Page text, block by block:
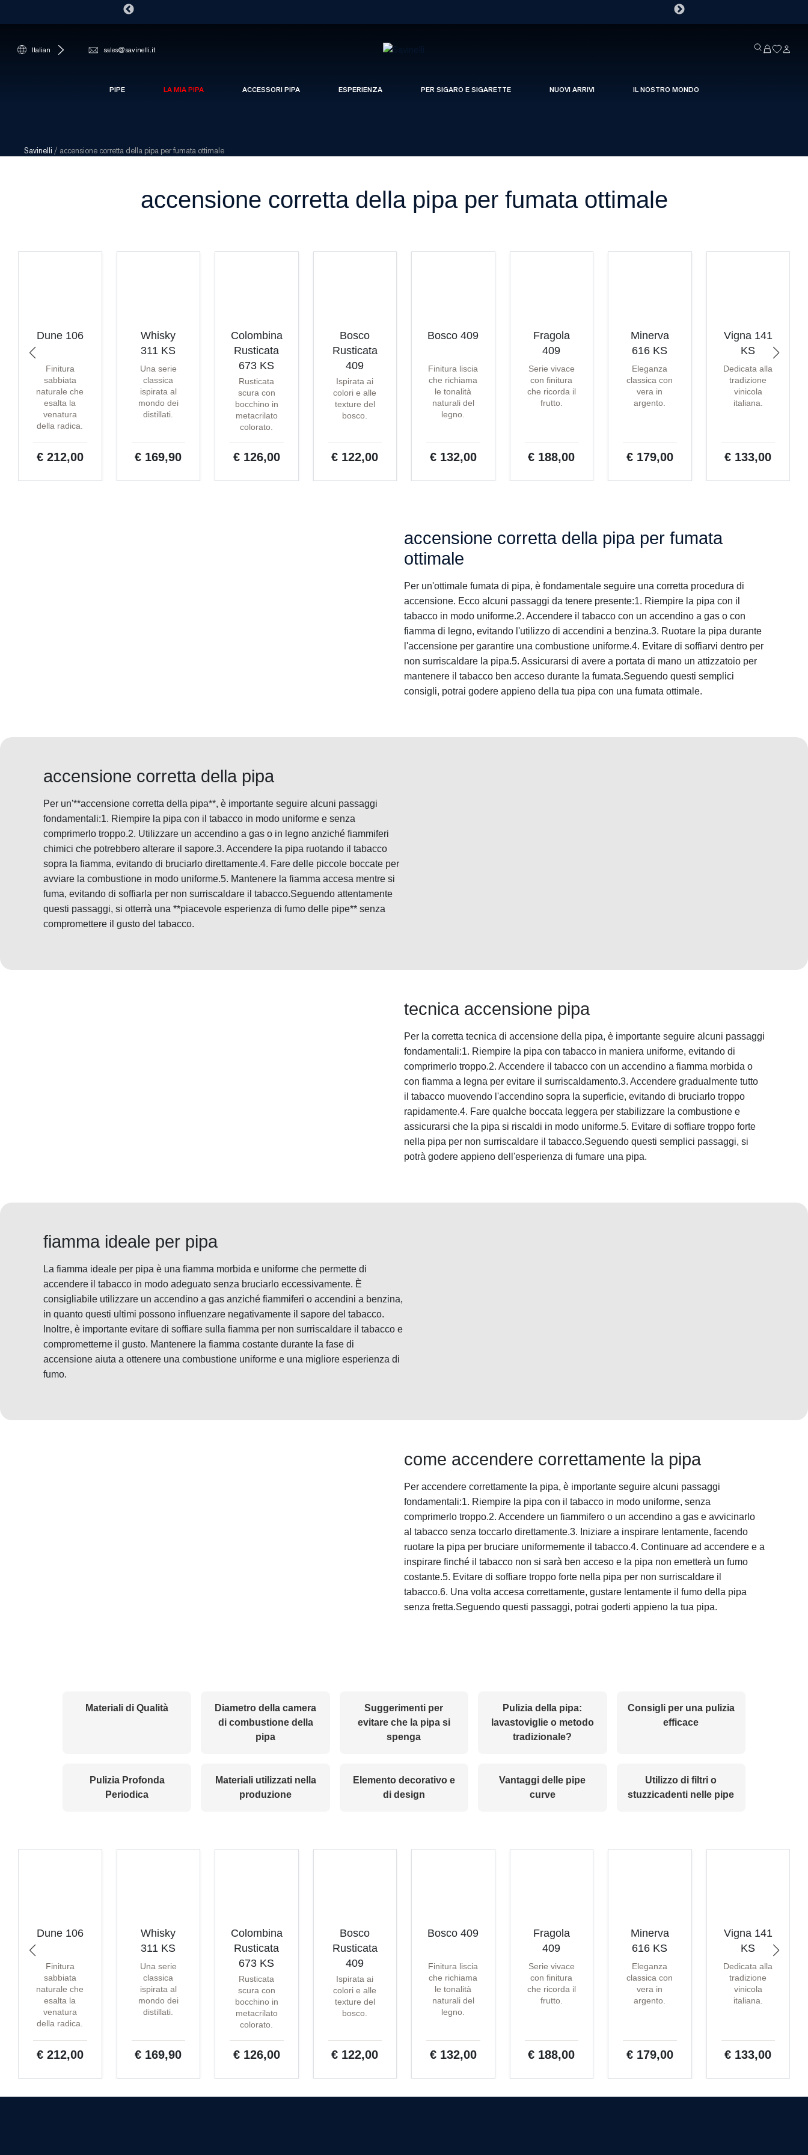
Italian sales@savinelli.it
PIPE LA MIA PIPA ACCESSORI PIPA ESPERIENZA PER SIGARO E SIGARETTE NUOVI ARRIVI IL NOSTRO MONDO
Savinelli / accensione corretta della pipa per fumata ottimale
accensione corretta della pipa per fumata ottimale
Dune 106
Finitura
sabbiata
naturale che
esalta la
venatura
della radica.
€ 212,00
Whisky
311 KS
Una serie
classica
ispirata al
mondo dei
distillati.
€ 169,90
Colombina
Rusticata
673 KS
Rusticata
scura con
bocchino in
metacrilato
colorato.
€ 126,00
Bosco
Rusticata
409
Ispirata ai
colori e alle
texture del
bosco.
€ 122,00
Bosco 409
Finitura liscia
che richiama
le tonalità
naturali del
legno.
€ 132,00
Fragola
409
Serie vivace
con finitura
che ricorda il
frutto.
€ 188,00
Minerva
616 KS
Eleganza
classica con
vera in
argento.
€ 179,00
Vigna 141
KS
Dedicata alla
tradizione
vinicola
italiana.
€ 133,00
accensione corretta della pipa per fumata
ottimale
Per un'ottimale fumata di pipa, è fondamentale seguire una corretta procedura di
accensione. Ecco alcuni passaggi da tenere presente:1. Riempire la pipa con il
tabacco in modo uniforme.2. Accendere il tabacco con un accendino a gas o con
fiamma di legno, evitando l'utilizzo di accendini a benzina.3. Ruotare la pipa durante
l'accensione per garantire una combustione uniforme.4. Evitare di soffiarvi dentro per
non surriscaldare la pipa.5. Assicurarsi di avere a portata di mano un attizzatoio per
mantenere il tabacco ben acceso durante la fumata.Seguendo questi semplici
consigli, potrai godere appieno della tua pipa con una fumata ottimale.
accensione corretta della pipa
Per un'**accensione corretta della pipa**, è importante seguire alcuni passaggi
fondamentali:1. Riempire la pipa con il tabacco in modo uniforme e senza
comprimerlo troppo.2. Utilizzare un accendino a gas o in legno anziché fiammiferi
chimici che potrebbero alterare il sapore.3. Accendere la pipa ruotando il tabacco
sopra la fiamma, evitando di bruciarlo direttamente.4. Fare delle piccole boccate per
avviare la combustione in modo uniforme.5. Mantenere la fiamma accesa mentre si
fuma, evitando di soffiarla per non surriscaldare il tabacco.Seguendo attentamente
questi passaggi, si otterrà una **piacevole esperienza di fumo delle pipe** senza
compromettere il gusto del tabacco.
tecnica accensione pipa
Per la corretta tecnica di accensione della pipa, è importante seguire alcuni passaggi
fondamentali:1. Riempire la pipa con tabacco in maniera uniforme, evitando di
comprimerlo troppo.2. Accendere il tabacco con un accendino a fiamma morbida o
con fiamma a legna per evitare il surriscaldamento.3. Accendere gradualmente tutto
il tabacco muovendo l'accendino sopra la superficie, evitando di bruciarlo troppo
rapidamente.4. Fare qualche boccata leggera per stabilizzare la combustione e
assicurarsi che la pipa si riscaldi in modo uniforme.5. Evitare di soffiare troppo forte
nella pipa per non surriscaldare il tabacco.Seguendo questi semplici passaggi, si
potrà godere appieno dell'esperienza di fumare una pipa.
fiamma ideale per pipa
La fiamma ideale per pipa è una fiamma morbida e uniforme che permette di
accendere il tabacco in modo adeguato senza bruciarlo eccessivamente. È
consigliabile utilizzare un accendino a gas anziché fiammiferi o accendini a benzina,
in quanto questi ultimi possono influenzare negativamente il sapore del tabacco.
Inoltre, è importante evitare di soffiare sulla fiamma per non surriscaldare il tabacco e
comprometterne il gusto. Mantenere la fiamma costante durante la fase di
accensione aiuta a ottenere una combustione uniforme e una migliore esperienza di
fumo.
come accendere correttamente la pipa
Per accendere correttamente la pipa, è importante seguire alcuni passaggi
fondamentali:1. Riempire la pipa con il tabacco in modo uniforme, senza
comprimerlo troppo.2. Accendere un fiammifero o un accendino a gas e avvicinarlo
al tabacco senza toccarlo direttamente.3. Iniziare a inspirare lentamente, facendo
ruotare la pipa per bruciare uniformemente il tabacco.4. Continuare ad accendere e a
inspirare finché il tabacco non si sarà ben acceso e la pipa non emetterà un fumo
costante.5. Evitare di soffiare troppo forte nella pipa per non surriscaldare il
tabacco.6. Una volta accesa correttamente, gustare lentamente il fumo della pipa
senza fretta.Seguendo questi passaggi, potrai goderti appieno la tua pipa.
Materiali di Qualità
Diametro della camera
di combustione della
pipa
Suggerimenti per
evitare che la pipa si
spenga
Pulizia della pipa:
lavastoviglie o metodo
tradizionale?
Consigli per una pulizia
efficace
Pulizia Profonda
Periodica
Materiali utilizzati nella
produzione
Elemento decorativo e
di design
Vantaggi delle pipe
curve
Utilizzo di filtri o
stuzzicadenti nelle pipe
Dune 106
Finitura
sabbiata
naturale che
esalta la
venatura
della radica.
€ 212,00
Whisky
311 KS
Una serie
classica
ispirata al
mondo dei
distillati.
€ 169,90
Colombina
Rusticata
673 KS
Rusticata
scura con
bocchino in
metacrilato
colorato.
€ 126,00
Bosco
Rusticata
409
Ispirata ai
colori e alle
texture del
bosco.
€ 122,00
Bosco 409
Finitura liscia
che richiama
le tonalità
naturali del
legno.
€ 132,00
Fragola
409
Serie vivace
con finitura
che ricorda il
frutto.
€ 188,00
Minerva
616 KS
Eleganza
classica con
vera in
argento.
€ 179,00
Vigna 141
KS
Dedicata alla
tradizione
vinicola
italiana.
€ 133,00